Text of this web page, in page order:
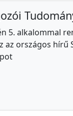
5. alkalommal
az országos hírű